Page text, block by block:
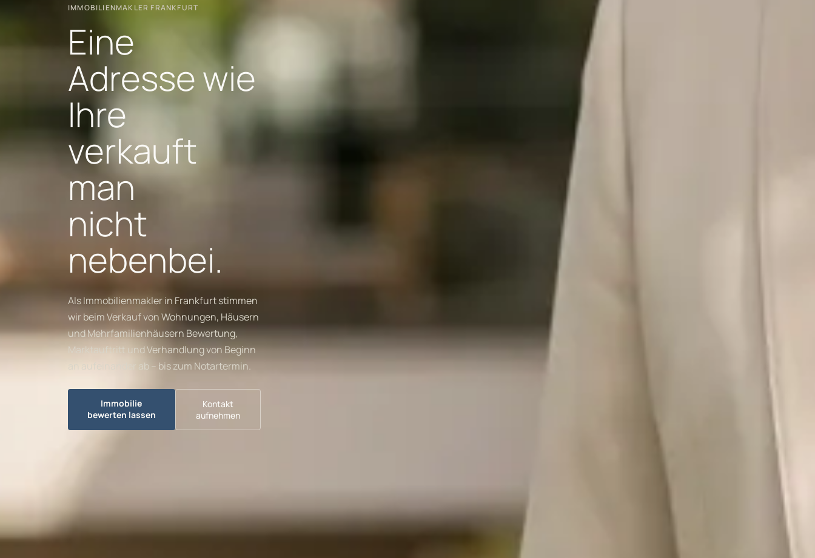
IMMOBILIENMAKLER FRANKFURT
Eine
Adresse wie
Ihre
verkauft
man
nicht
nebenbei.
Als Immobilienmakler in Frankfurt stimmen
wir beim Verkauf von Wohnungen, Häusern
und Mehrfamilienhäusern Bewertung,
Marktauftritt und Verhandlung von Beginn
an aufeinander ab – bis zum Notartermin.
Immobilie
bewerten lassen
Kontakt
aufnehmen